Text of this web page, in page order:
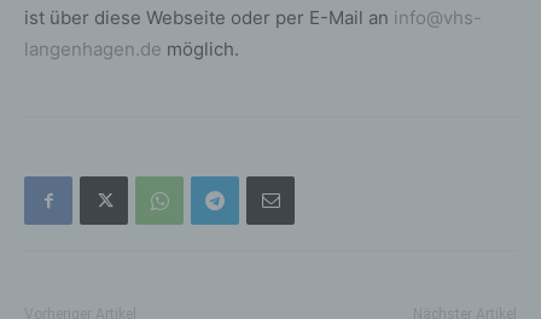
ist über diese Webseite oder per E-Mail an info@vhs-
langenhagen.de möglich.